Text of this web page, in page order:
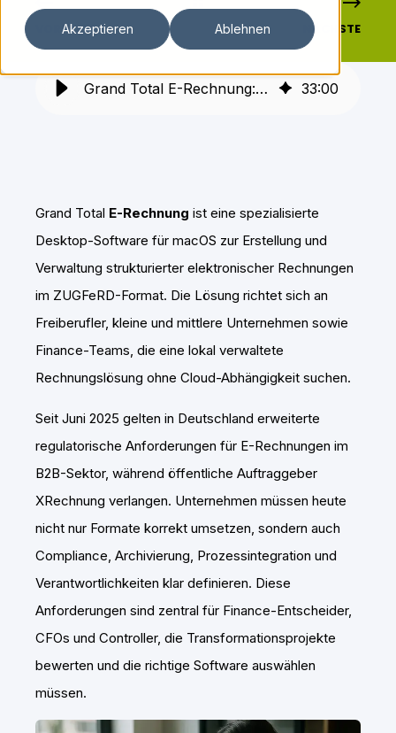
Akzeptieren Ablehnen
VORHERIGE NÄCHSTE
Grand Total E-Rechnung: ZUGFeRD-Lösung für macOS-Nutzer 33:00
Grand Total E-Rechnung ist eine spezialisierte
Desktop-Software für macOS zur Erstellung und
Verwaltung strukturierter elektronischer Rechnungen
im ZUGFeRD-Format. Die Lösung richtet sich an
Freiberufler, kleine und mittlere Unternehmen sowie
Finance-Teams, die eine lokal verwaltete
Rechnungslösung ohne Cloud-Abhängigkeit suchen.
Seit Juni 2025 gelten in Deutschland erweiterte
regulatorische Anforderungen für E-Rechnungen im
B2B-Sektor, während öffentliche Auftraggeber
XRechnung verlangen. Unternehmen müssen heute
nicht nur Formate korrekt umsetzen, sondern auch
Compliance, Archivierung, Prozessintegration und
Verantwortlichkeiten klar definieren. Diese
Anforderungen sind zentral für Finance-Entscheider,
CFOs und Controller, die Transformationsprojekte
bewerten und die richtige Software auswählen
müssen.